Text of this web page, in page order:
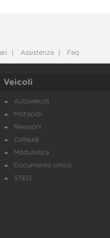
Assistenza Faq
Veicoli
Autoveicoli
Motocicli
Revisioni
Collaudi
Modulistica
Documento Unico
STED